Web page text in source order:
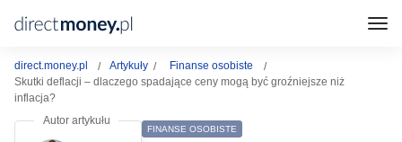
direct.money.pl Artykuły
Finanse osobiste
Skutki deflacji – dlaczego spadające ceny mogą być groźniejsze niż
inflacja?
FINANSE OSOBISTE